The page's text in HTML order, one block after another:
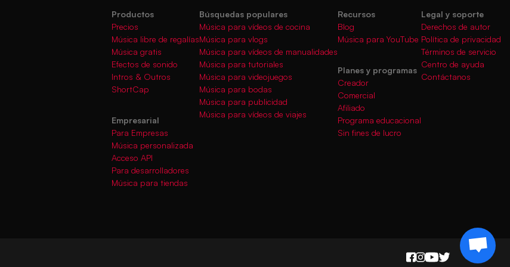
Productos
Precios
Música libre de regalías
Música gratis
Efectos de sonido
Intros & Outros
ShortCap
Empresarial
Para Empresas
Música personalizada
Acceso API
Para desarrolladores
Música para tiendas
Búsquedas populares
Música para vídeos de cocina
Música para vlogs
Música para vídeos de manualidades
Música para tutoriales
Música para videojuegos
Música para bodas
Música para publicidad
Música para vídeos de viajes
Recursos
Blog
Música para YouTube
Planes y programas
Creador
Comercial
Afiliado
Programa educacional
Sin fines de lucro
Legal y soporte
Derechos de autor
Política de privacidad
Términos de servicio
Centro de ayuda
Contáctanos